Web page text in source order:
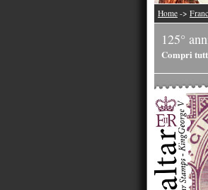
Home ->
125°
Compri